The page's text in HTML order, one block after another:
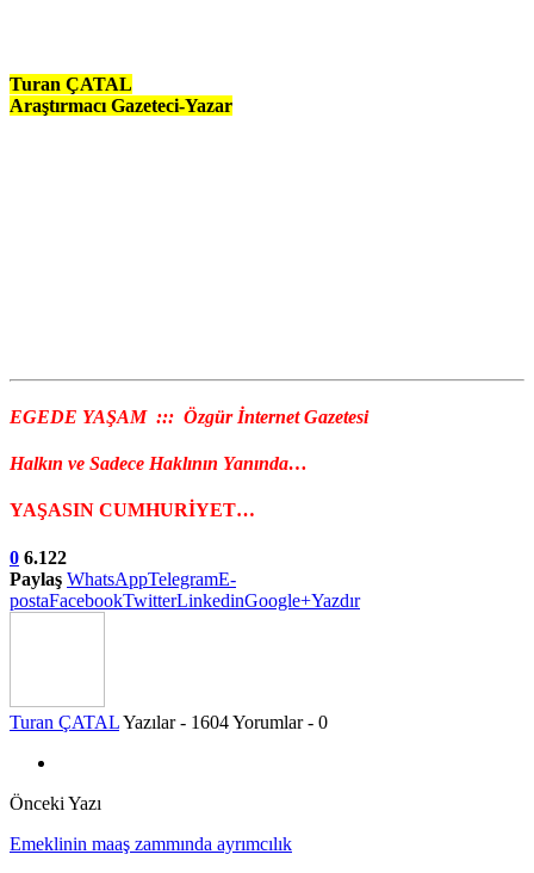
Turan ÇATAL
Araştırmacı Gazeteci-Yazar
EGEDE YAŞAM ::: Özgür İnternet Gazetesi
Halkın ve Sadece Haklının Yanında…
YAŞASIN CUMHURİYET…
0 6.122
Paylaş WhatsAppTelegramE-
postaFacebookTwitterLinkedinGoogle+Yazdır
Turan ÇATALYazılar - 1604Yorumlar - 0
Önceki Yazı
Emeklinin maaş zammında ayrımcılık